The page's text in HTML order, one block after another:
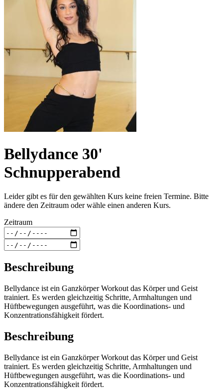
Bellydance 30'
Schnupperabend
Leider gibt es für den gewählten Kurs keine freien Termine. Bitte
ändere den Zeitraum oder wähle einen anderen Kurs.
Zeitraum
Beschreibung
Bellydance ist ein Ganzkörper Workout das Körper und Geist
trainiert. Es werden gleichzeitig Schritte, Armhaltungen und
Hüftbewegungen ausgeführt, was die Koordinations- und
Konzentrationsfähigkeit fördert.
Beschreibung
Bellydance ist ein Ganzkörper Workout das Körper und Geist
trainiert. Es werden gleichzeitig Schritte, Armhaltungen und
Hüftbewegungen ausgeführt, was die Koordinations- und
Konzentrationsfähigkeit fördert.